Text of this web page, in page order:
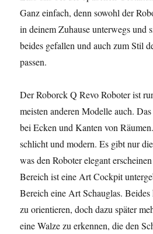
Ganz einfach, denn sowohl der
in deinem Zuhause unterwegs und
beides gefallen und auch zum Stil
passen.
Der Roborck Q Revo Roboter ist
meisten anderen Modelle auch.
bei Ecken und Kanten von
schlicht und modern. Es gibt nur
was den Roboter elegant
Bereich ist eine Art Cockpit
Bereich eine Art Schauglas.
zu orientieren, doch dazu später
eine Walze zu erkennen, die den